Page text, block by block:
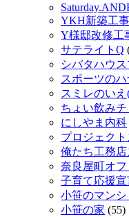
YKH新築工事
Y様邸改修工
サテライトQ
シバタハウ
スポーツのハ
スミレのい
ちょい飲み
にしやま内科
プロジェク
俺たち工務店
奈良屋町オフ
子育て応援
小笹のマン
小笹の家 (55)